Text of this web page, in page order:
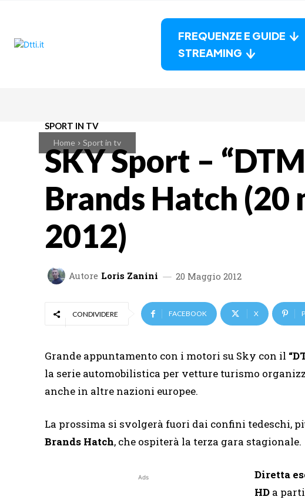
FREQUENZE E GUIDE
STREAMING
Home Sport in tv
SPORT IN TV
SKY Sport –
Brands Hatch (20
2012)
Autore Loris Zanini 20 Maggio 2012
CONDIVIDERE FACEBOOK X
Grande appuntamento con i motori su Sky con il
la serie automobilistica per vetture turismo
anche in altre nazioni europee.
La prossima si svolgerà fuori dai confini tedeschi,
Brands Hatch, che ospiterà la terza gara stagionale.
Ads Diretta
HD a